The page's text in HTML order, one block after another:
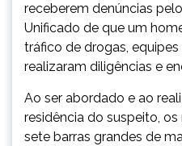
receberem denúncias
Unificado de que um
tráfico de drogas,
realizaram diligências e
Ao ser abordado e ao
residência do suspeito,
sete barras grandes de